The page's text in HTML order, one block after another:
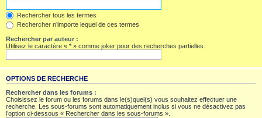
Rechercher tous les termes
Rechercher n’importe lequel de ces termes
Rechercher par auteur :
Utilisez le caractère « * » comme joker pour des recherches partielles.
OPTIONS DE RECHERCHE
Rechercher dans les forums :
Choisissez le forum ou les forums dans le(s)quel(s) vous souhaitez effectuer une
recherche. Les sous-forums sont automatiquement inclus si vous ne désactivez pas
l’option ci-dessous « Rechercher dans les sous-forums ».